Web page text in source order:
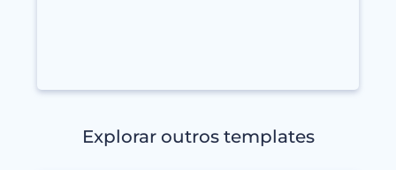
Explorar outros templates